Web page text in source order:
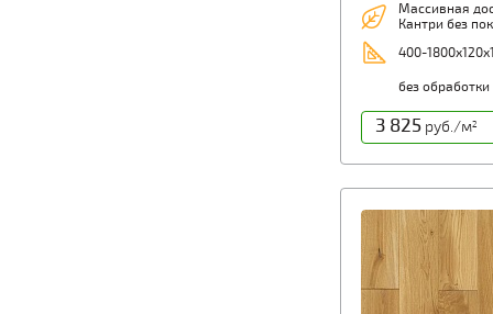
Массивная
Кантри без
400-
без обработки
3 825руб./м2